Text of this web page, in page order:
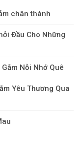
chân thành
Đầu Cho Những
Nỗi Nhớ Quê
Yêu Thương Qua